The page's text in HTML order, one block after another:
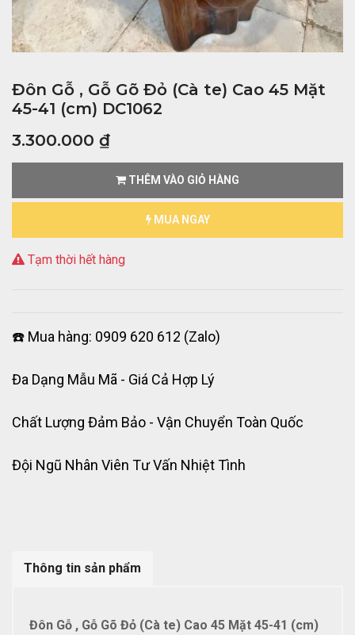
Đôn Gỗ , Gỗ Gõ Đỏ (Cà te) Cao 45 Mặt
45-41 (cm) DC1062
3.300.000 ₫
THÊM VÀO GIỎ HÀNG
MUA NGAY
Tạm thời hết hàng
☎️ Mua hàng: 0909 620 612 (Zalo)
Đa Dạng Mẫu Mã - Giá Cả Hợp Lý
Chất Lượng Đảm Bảo - Vận Chuyển Toàn Quốc
Đội Ngũ Nhân Viên Tư Vấn Nhiệt Tình
Thông tin sản phẩm
Đôn Gỗ , Gỗ Gõ Đỏ (Cà te) Cao 45 Mặt 45-41 (cm)